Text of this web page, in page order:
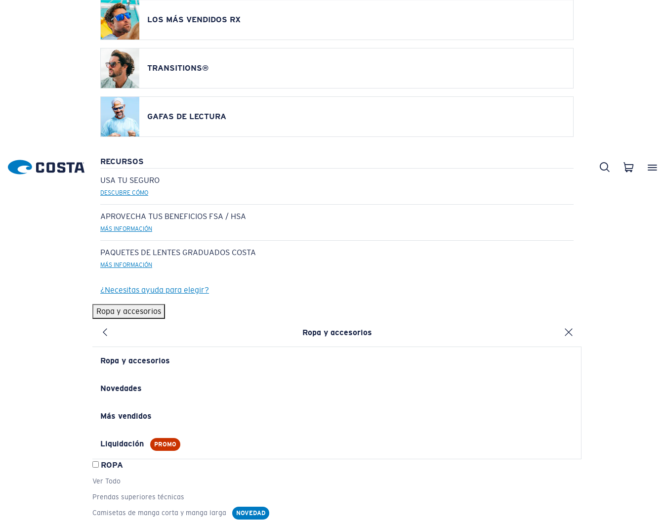
LOS MÁS VENDIDOS RX
TRANSITIONS®
GAFAS DE LECTURA
RECURSOS
USA TU SEGURO
DESCUBRE CÓMO
APROVECHA TUS BENEFICIOS FSA / HSA
MÁS INFORMACIÓN
PAQUETES DE LENTES GRADUADOS COSTA
MÁS INFORMACIÓN
¿Necesitas ayuda para elegir?
Ropa y accesorios
Ropa y accesorios
Ropa y accesorios
Novedades
Más vendidos
Liquidación PROMO
ROPA
Ver Todo
Prendas superiores técnicas
Camisetas de manga corta y manga larga
NOVEDAD